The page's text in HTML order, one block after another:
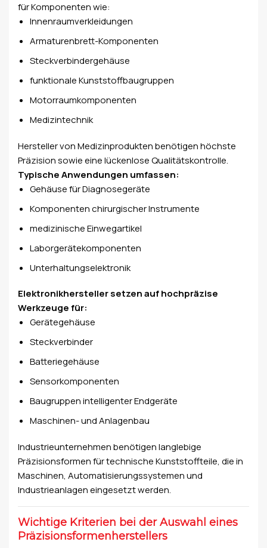
für Komponenten wie:
Innenraumverkleidungen
Armaturenbrett-Komponenten
Steckverbindergehäuse
funktionale Kunststoffbaugruppen
Motorraumkomponenten
Medizintechnik
Hersteller von Medizinprodukten benötigen höchste
Präzision sowie eine lückenlose Qualitätskontrolle.
Typische Anwendungen umfassen:
Gehäuse für Diagnosegeräte
Komponenten chirurgischer Instrumente
medizinische Einwegartikel
Laborgerätekomponenten
Unterhaltungselektronik
Elektronikhersteller setzen auf hochpräzise
Werkzeuge für:
Gerätegehäuse
Steckverbinder
Batteriegehäuse
Sensorkomponenten
Baugruppen intelligenter Endgeräte
Maschinen- und Anlagenbau
Industrieunternehmen benötigen langlebige
Präzisionsformen für technische Kunststoffteile, die in
Maschinen, Automatisierungssystemen und
Industrieanlagen eingesetzt werden.
Wichtige Kriterien bei der Auswahl eines
Präzisionsformenherstellers